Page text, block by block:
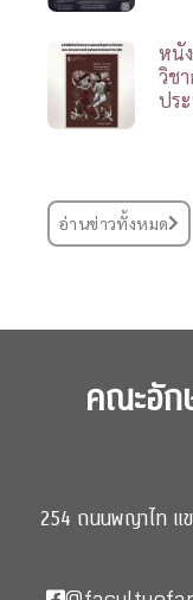
หนั
วิช
ปร
อ่านข่าวทั้งหมด
คณะอัก
254 ถนนพญาไท แ